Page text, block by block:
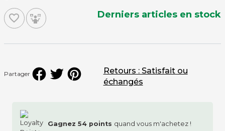
favorite_border Derniers articles en stock
Partager
Gagnez 54 points quand vous m'achetez !
Retours : Satisfait ou
échangés